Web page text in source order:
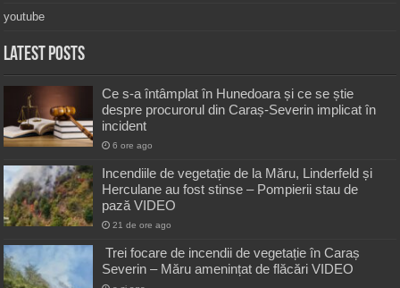
youtube
Latest Posts
Ce s-a întâmplat în Hunedoara și ce se știe
despre procurorul din Caraș-Severin implicat în
incident
6 ore ago
Incendiile de vegetație de la Măru, Linderfeld și
Herculane au fost stinse – Pompierii stau de
pază VIDEO
21 de ore ago
Trei focare de incendii de vegetație în Caraș
Severin – Măru amenințat de flăcări VIDEO